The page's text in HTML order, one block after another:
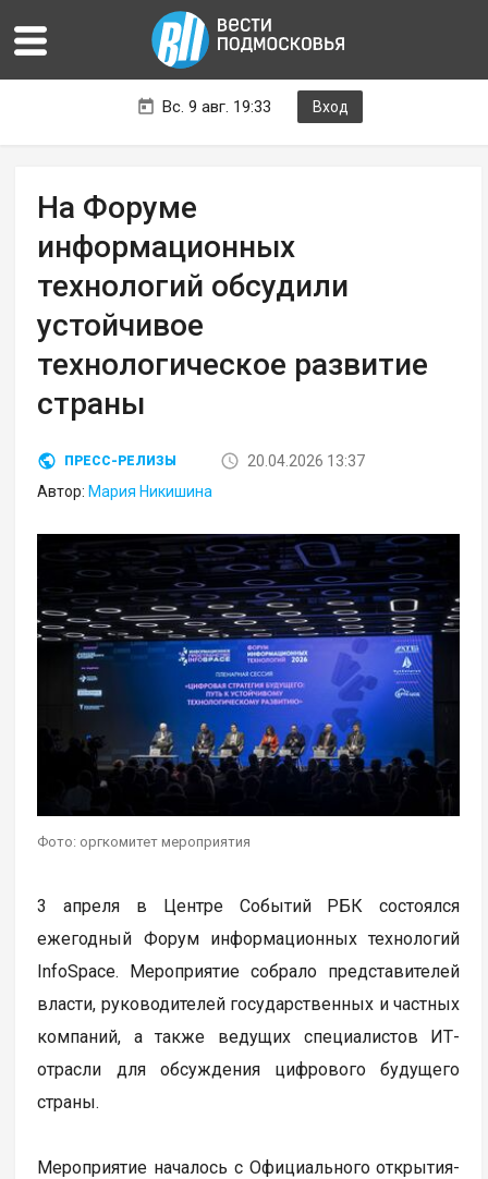
Вс. 9 авг. 19:33 Вход
На Форуме
информационных
технологий обсудили
устойчивое
технологическое развитие
страны
ПРЕСС-РЕЛИЗЫ
20.04.2026 13:37
Автор: Мария Никишина
Фото: оргкомитет мероприятия
3 апреля в Центре Событий РБК состоялся
ежегодный Форум информационных технологий
InfoSpace. Мероприятие собрало представителей
власти, руководителей государственных и частных
компаний, а также ведущих специалистов ИТ-
отрасли для обсуждения цифрового будущего
страны.
Мероприятие началось с Официального открытия-